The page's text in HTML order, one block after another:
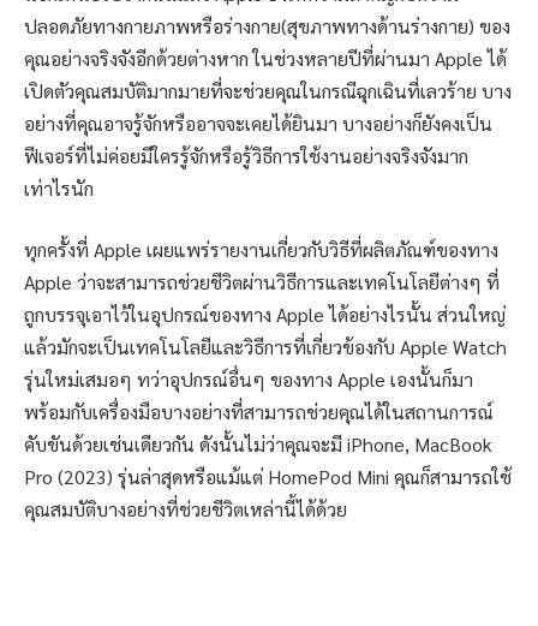
ปลอดภัยทางกายภาพหรือร่างกาย(สุขภาพทางด้านร่างกาย) ของ
คุณอย่างจริงจังอีกด้วยต่างหาก ในช่วงหลายปีที่ผ่านมา Apple ได้
เปิดตัวคุณสมบัติมากมายที่จะช่วยคุณในกรณีฉุกเฉินที่เลวร้าย บาง
อย่างที่คุณอาจรู้จักหรืออาจจะเคยได้ยินมา บางอย่างก็ยังคงเป็น
ฟีเจอร์ที่ไม่ค่อยมีใครรู้จักหรือรู้วิธีการใช้งานอย่างจริงจังมาก
เท่าไรนัก
ทุกครั้งที่ Apple เผยแพร่รายงานเกี่ยวกับวิธีที่ผลิตภัณฑ์ของทาง
Apple ว่าจะสามารถช่วยชีวิตผ่านวิธีการและเทคโนโลยีต่างๆ ที่
ถูกบรรจุเอาไว้ในอุปกรณ์ของทาง Apple ได้อย่างไรนั้น ส่วนใหญ่
แล้วมักจะเป็นเทคโนโลยีและวิธีการที่เกี่ยวข้องกับ Apple Watch
รุ่นใหม่เสมอๆ ทว่าอุปกรณ์อื่นๆ ของทาง Apple เองนั้นก็มา
พร้อมกับเครื่องมือบางอย่างที่สามารถช่วยคุณได้ในสถานการณ์
คับขันด้วยเช่นเดียวกัน ดังนั้นไม่ว่าคุณจะมี iPhone, MacBook
Pro (2023) รุ่นล่าสุดหรือแม้แต่ HomePod Mini คุณก็สามารถใช้
คุณสมบัติบางอย่างที่ช่วยชีวิตเหล่านี้ได้ด้วย